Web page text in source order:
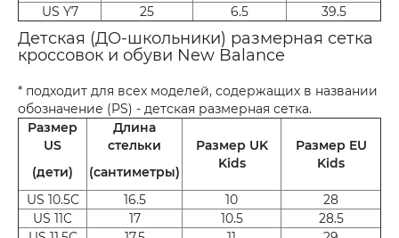
US Y7
25 6.5 39.5
Детская (ДО-школьники) размерная сетка
кроссовок и обуви New Balance
* подходит для всех моделей, содержащих в названии
обозначение (PS) - детская размерная сетка.
Размер
US
(дети)
Длина
стельки
(сантиметры)
Размер UK
Kids
Размер EU
Kids
US 10.5C 16.5 10
28
US 11C
17 10.5
28.5